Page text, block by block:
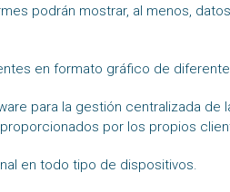
podrán mostrar, al menos,
en formato gráfico de
para la gestión centralizada
por los propios
en todo tipo de dispositivos.